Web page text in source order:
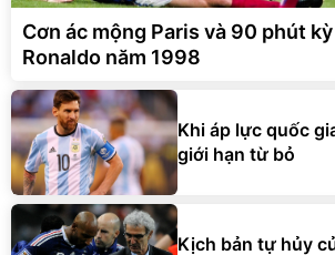
Cơn ác mộng Paris và 90 phút
Ronaldo năm 1998
Khi áp lực quốc
giới hạn từ bỏ
Kịch bản tự hủy